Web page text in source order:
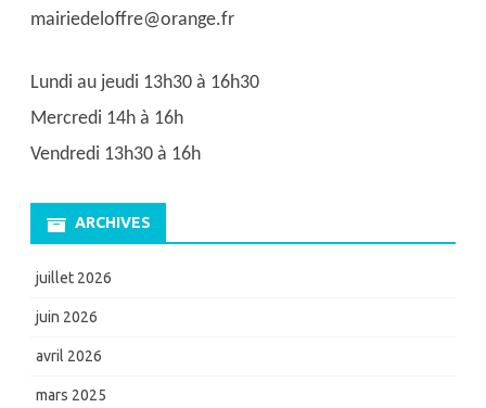
mairiedeloffre@orange.fr
Lundi au jeudi 13h30 à 16h30
Mercredi 14h à 16h
Vendredi 13h30 à 16h
ARCHIVES
juillet 2026
juin 2026
avril 2026
mars 2025